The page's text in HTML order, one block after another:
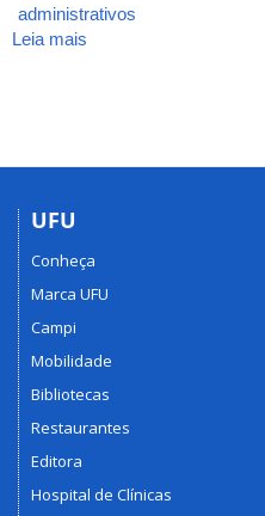
administrativos
Leia mais
2018
UFU
Conheça
Marca UFU
Campi
Mobilidade
Bibliotecas
Restaurantes
Editora
Hospital de Clínicas